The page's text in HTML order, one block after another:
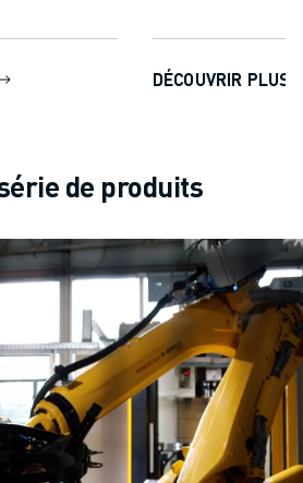
DÉCOUVRIR PLUS
de produits